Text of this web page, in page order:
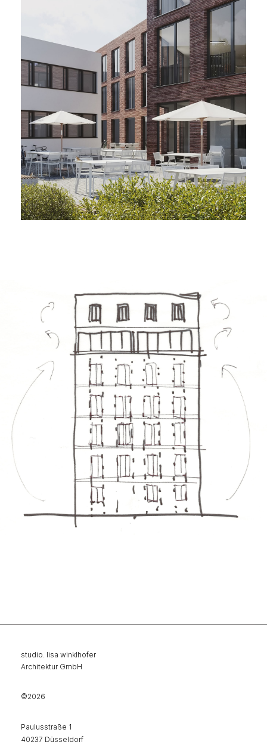
studio. lisa winklhofer
Architektur GmbH
©2026
Paulusstraße 1
40237 Düsseldorf